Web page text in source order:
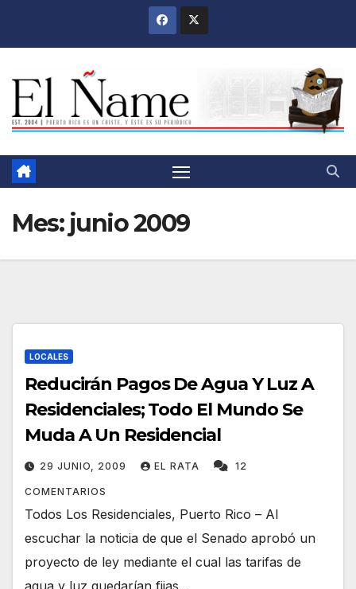
Mes: junio 2009
LOCALES
Reducirán Pagos De Agua Y Luz A
Residenciales; Todo El Mundo Se
Muda A Un Residencial
29 JUNIO, 2009 EL RATA 12
COMENTARIOS
Todos Los Residenciales, Puerto Rico – Al
escuchar la noticia de que el Senado aprobó un
proyecto de ley mediante el cual las tarifas de